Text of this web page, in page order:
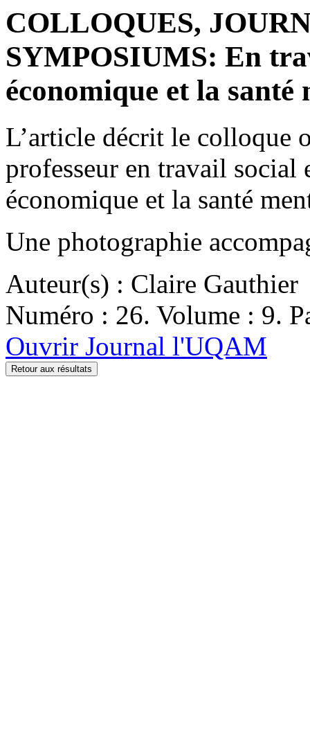
COLLOQUES,
SYMPOSIUMS: En
économique et la santé
L’article décrit le colloque
professeur en travail social
économique et la santé
Une photographie
Auteur(s) : Claire Gauthier
Numéro : 26. Volume : 9.
Ouvrir Journal l'UQAM
Retour aux résultats